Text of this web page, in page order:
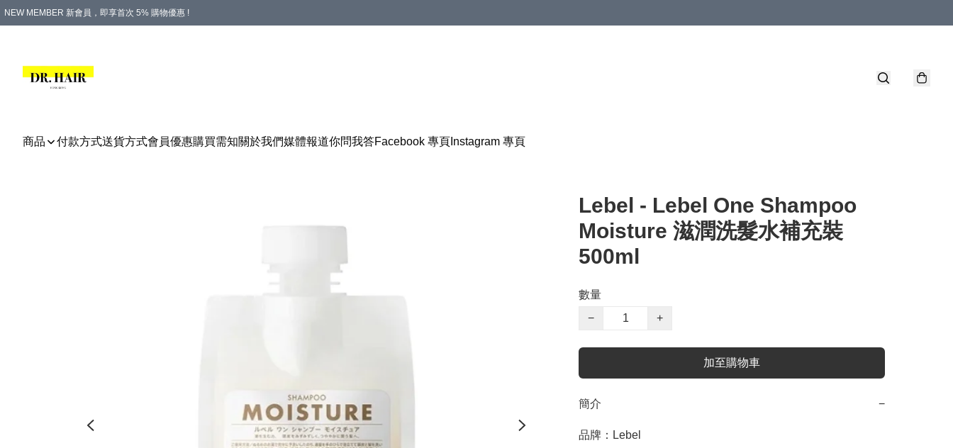
NEW MEMBER 新會員，即享首次 5% 購物優惠 !
商品 付款方式送貨方式會員優惠購買需知關於我們媒體報道你問我答Facebook 專頁 Instagram 專頁
Lebel - Lebel One Shampoo
Moisture 滋潤洗髮水補充裝
500ml
數量
−
+
加至購物車
簡介 −
品牌：Lebel